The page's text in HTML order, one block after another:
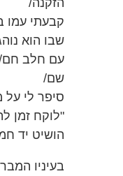
קבעתי עמו
שבו הוא
עם חלב
שם/
סיפר לי על
"לוקח זמן
הושיט יד
בעיניו